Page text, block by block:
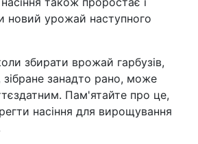
новий урожай наступного
збирати врожай гарбузів,
зібране занадто рано, може
Пам'ятайте про це,
насіння для вирощування